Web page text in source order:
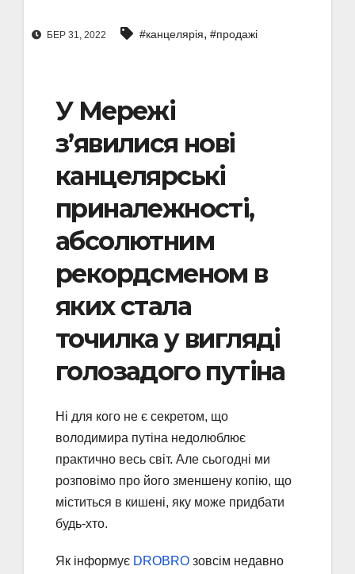
БЕР 31, 2022 #канцелярія, #продажі
У Мережі
з’явилися нові
канцелярські
приналежності,
абсолютним
рекордсменом в
яких стала
точилка у вигляді
голозадого путіна
Ні для кого не є секретом, що
володимира путіна недолюблює
практично весь світ. Але сьогодні ми
розповімо про його зменшену копію, що
міститься в кишені, яку може придбати
будь-хто.
Як інформує DROBRO зовсім недавно